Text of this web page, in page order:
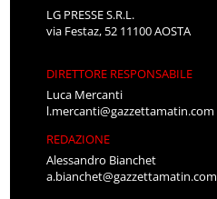
LG PRESSE S.R.L.
via Festaz, 52 11100 AOSTA
DIRETTORE RESPONSABILE
Luca Mercanti
l.mercanti@gazzettamatin.com
REDAZIONE
Alessandro Bianchet
a.bianchet@gazzettamatin.com